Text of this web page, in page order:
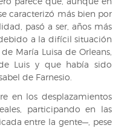
caracterizó más bien por
pasó a ser, años más
a la difícil situación
María Luisa de Orleans,
Luis y que había sido
de Farnesio.
en los desplazamientos
participando en las
entre la gente—, pese